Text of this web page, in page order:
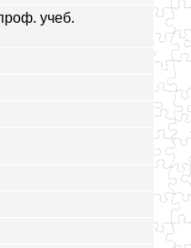
учеб.